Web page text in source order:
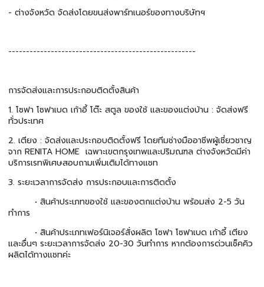
- ต่างจังหวัด จัดส่งโดยขนส่งพาร์ทเนอร์ของทางบริษัทฯ
-----------------------------------------------------
การจัดส่งและการประกอบติดตั้งสินค้า
1. โซฟา โซฟาเบด เก้าอี้ โต๊ะ สตูล ของใช้ และของแต่งบ้าน : จัดส่งฟรี
ทั่วประเทศ
2. เตียง : จัดส่งและประกอบติดตั้งฟรี โดยทีมช่างมืออาชีพผู้เชี่ยวชาญ
จาก RENITA HOME เฉพาะเขตกรุงเทพและปริมณฑล ต่างจังหวัดมีค่า
บริการเรทพิเศษสอบถามเพิ่มเติมได้ทางแชท
3. ระยะเวลาการจัดส่ง การประกอบและการติดตั้ง
• สินค้าประเภทของใช้ และของตกแต่งบ้าน พร้อมส่ง 2-5 วัน
ทำการ
• สินค้าประเภทเฟอร์นิเจอร์สั่งผลิต โซฟา โซฟาเบด เก้าอี้ เตียง
และอื่นๆ ระยะเวลาการจัดส่ง 20-30 วันทำการ หากต้องการด่วนเช็คคิว
ผลิตได้ทางแชทค่ะ